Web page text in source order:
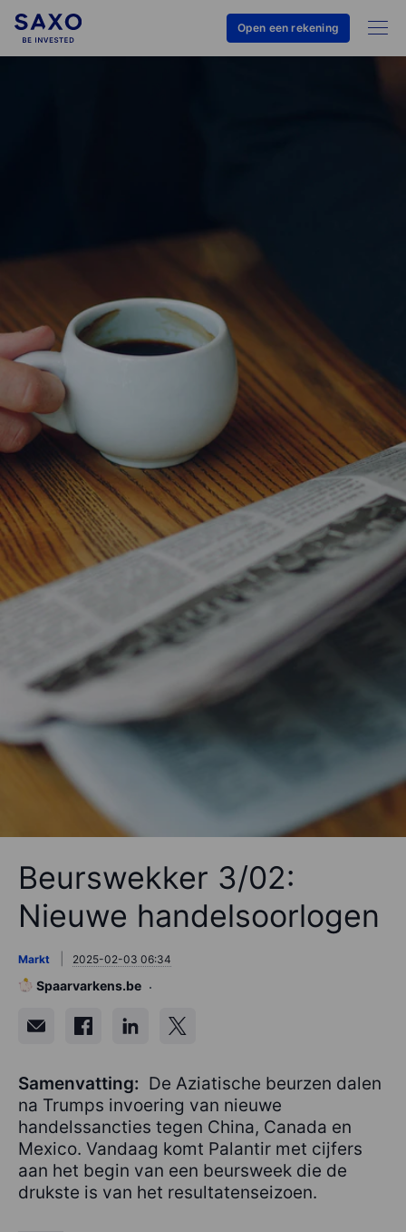
Open een rekening
Beurswekker 3/02:
Nieuwe handelsoorlogen
Markt 2025-02-03 06:34
Spaarvarkens.be
Samenvatting: De Aziatische beurzen dalen
na Trumps invoering van nieuwe
handelssancties tegen China, Canada en
Mexico. Vandaag komt Palantir met cijfers
aan het begin van een beursweek die de
drukste is van het resultatenseizoen.